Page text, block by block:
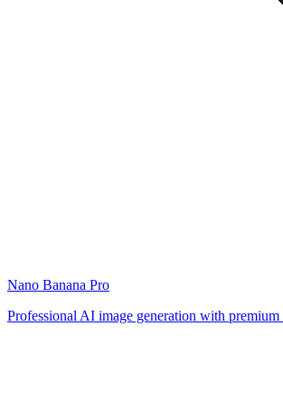
Nano Banana Pro
Professional AI image generation with